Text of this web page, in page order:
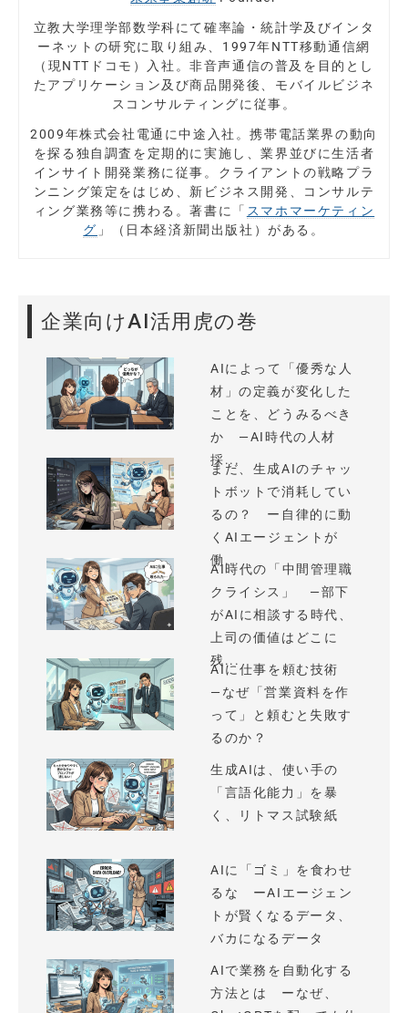
立教大学理学部数学科にて確率論・統計学及びインタ
ーネットの研究に取り組み、1997年NTT移動通信網
（現NTTドコモ）入社。非音声通信の普及を目的とし
たアプリケーション及び商品開発後、モバイルビジネ
スコンサルティングに従事。
2009年株式会社電通に中途入社。携帯電話業界の動向
を探る独自調査を定期的に実施し、業界並びに生活者
インサイト開発業務に従事。クライアントの戦略プラ
ンニング策定をはじめ、新ビジネス開発、コンサルテ
ィング業務等に携わる。著書に「 スマホマーケティン
グ 」（日本経済新聞出版社）がある。
企業向けAI活用虎の巻
AIによって「優秀な人
材」の定義が変化した
ことを、どうみるべき
か —AI時代の人材
採...
まだ、生成AIのチャッ
トボットで消耗してい
るの？ ー自律的に動
くAIエージェントが
働...
AI時代の「中間管理職
クライシス」 —部下
がAIに相談する時代、
上司の価値はどこに
残...
AIに仕事を頼む技術
—なぜ「営業資料を作
って」と頼むと失敗す
るのか？
生成AIは、使い手の
「言語化能力」を暴
く、リトマス試験紙
AIに「ゴミ」を食わせ
るな ーAIエージェン
トが賢くなるデータ、
バカになるデータ
AIで業務を自動化する
方法とは ーなぜ、